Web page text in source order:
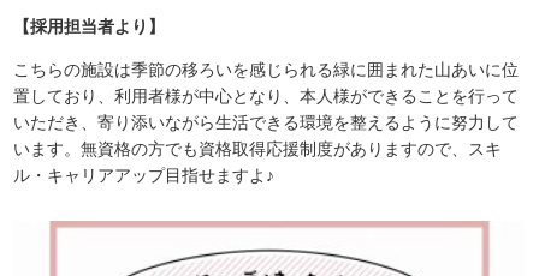
【採用担当者より】
こちらの施設は季節の移ろいを感じられる緑に囲まれた山あいに位
置しており、利用者様が中心となり、本人様ができることを行って
いただき、寄り添いながら生活できる環境を整えるように努力して
います。無資格の方でも資格取得応援制度がありますので、スキ
ル・キャリアアップ目指せますよ♪